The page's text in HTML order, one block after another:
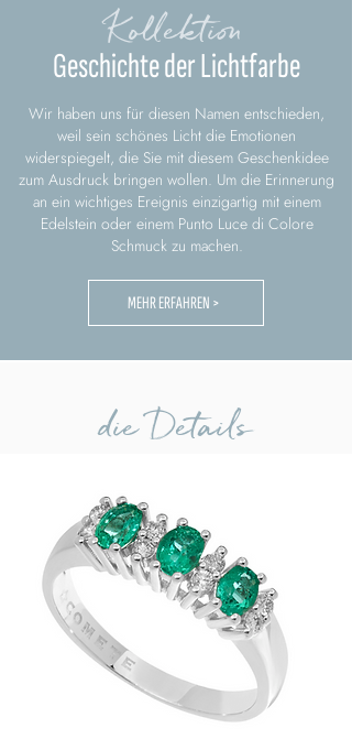
Kollektion
Geschichte der Lichtfarbe
Wir haben uns für diesen Namen entschieden,
weil sein schönes Licht die Emotionen
widerspiegelt, die Sie mit diesem Geschenkidee
zum Ausdruck bringen wollen. Um die Erinnerung
an ein wichtiges Ereignis einzigartig mit einem
Edelstein oder einem Punto Luce di Colore
Schmuck zu machen.
MEHR ERFAHREN >
die Details